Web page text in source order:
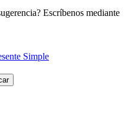
Escríbenos mediante
Simple